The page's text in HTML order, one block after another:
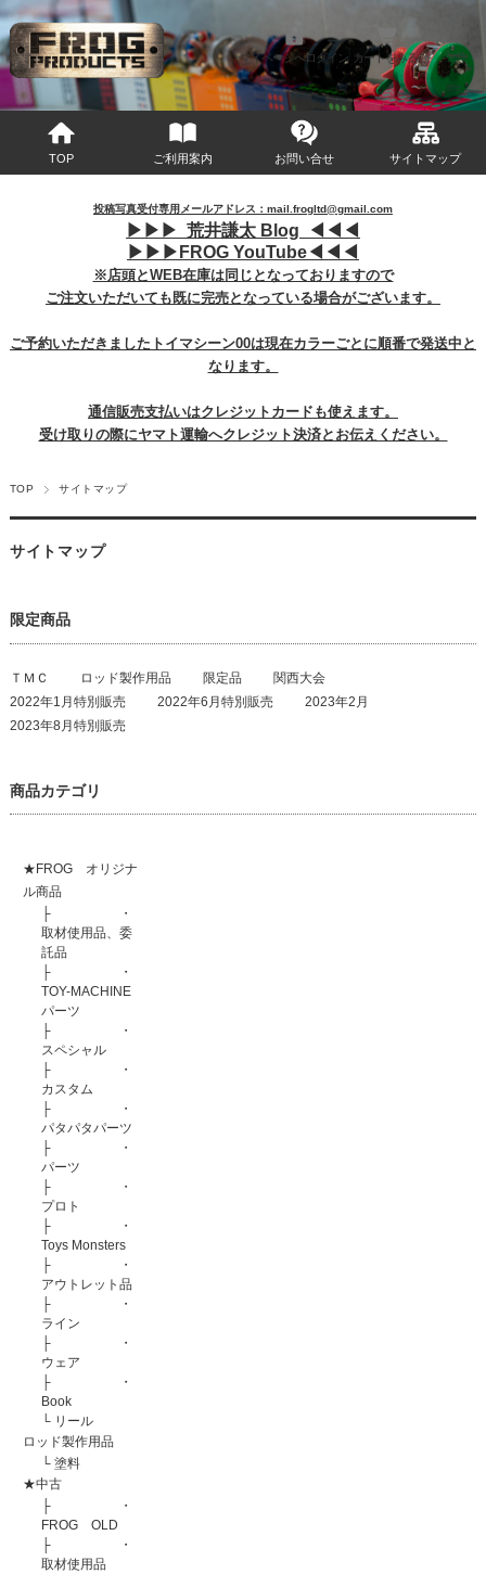
マイページへログイン カートをみる
TOP ご利用案内 お問い合せ サイトマップ
投稿写真受付専用メールアドレス：mail.frogltd@gmail.com
▶︎ ▶︎ ▶︎ 荒井謙太 Blog ◀︎ ◀︎ ◀︎
▶︎ ▶︎ ▶︎ FROG YouTube◀︎ ◀︎ ◀︎
※店頭とWEB在庫は同じとなっておりますので
ご注文いただいても既に完売となっている場合がございます。
ご予約いただきましたトイマシーン00は現在カラーごとに順番で発送中と
なります。
通信販売支払いはクレジットカードも使えます。
受け取りの際にヤマト運輸へクレジット決済とお伝えください。
TOP サイトマップ
サイトマップ
限定商品
ＴＭＣ ロッド製作用品 限定品
関西大会
2022年1月特別販売
2022年6月特別販売
2023年2月
2023年8月特別販売
商品カテゴリ
★FROG オリジナ
ル商品
├
・
取材使用品、委
託品
├
・
TOY-MACHINE
パーツ
├
・
スペシャル
├
・
カスタム
├
・
パタパタパーツ
├
・
パーツ
├
・
プロト
├
・
Toys Monsters
├
・
アウトレット品
├
・
ライン
├
・
ウェア
├
・
Book
└ リール
ロッド製作用品
└ 塗料
★中古
├
・
FROG OLD
├
・
取材使用品